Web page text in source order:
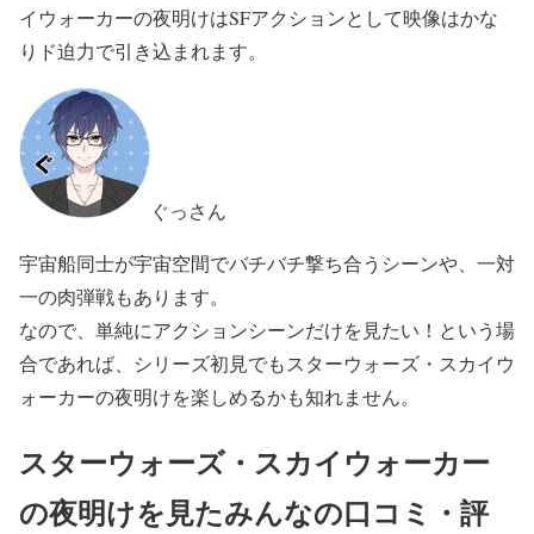
イウォーカーの夜明けはSFアクションとして映像はかな
りド迫力で引き込まれます。
ぐっさん
宇宙船同士が宇宙空間でバチバチ撃ち合うシーンや、一対
一の肉弾戦もあります。
なので、単純にアクションシーンだけを見たい！という場
合であれば、シリーズ初見でもスターウォーズ・スカイウ
ォーカーの夜明けを楽しめるかも知れません。
スターウォーズ・スカイウォーカー
の夜明けを見たみんなの口コミ・評